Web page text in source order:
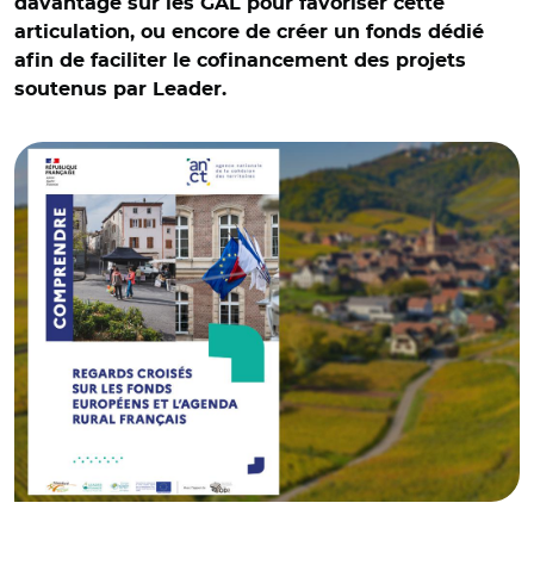
articulation, ou encore de créer un fonds dédié
afin de faciliter le cofinancement des projets
soutenus par Leader.